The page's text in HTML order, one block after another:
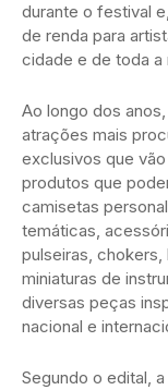
durante o festival
de renda para
cidade e de toda a
Ao longo dos
atrações mais
exclusivos que
produtos que
camisetas
temáticas,
pulseiras,
miniaturas de
diversas peças
nacional e
Segundo o edital,